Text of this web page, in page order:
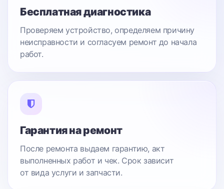
Бесплатная диагностика
Проверяем устройство, определяем причину
неисправности и согласуем ремонт до начала
работ.
Гарантия на ремонт
После ремонта выдаем гарантию, акт
выполненных работ и чек. Срок зависит
от вида услуги и запчасти.